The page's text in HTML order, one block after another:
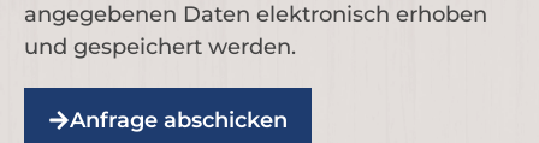
angegebenen Daten elektronisch erhoben
und gespeichert werden.
Anfrage abschicken